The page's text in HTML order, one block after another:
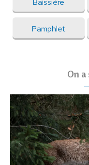
Baissière
Pamphlet
On a